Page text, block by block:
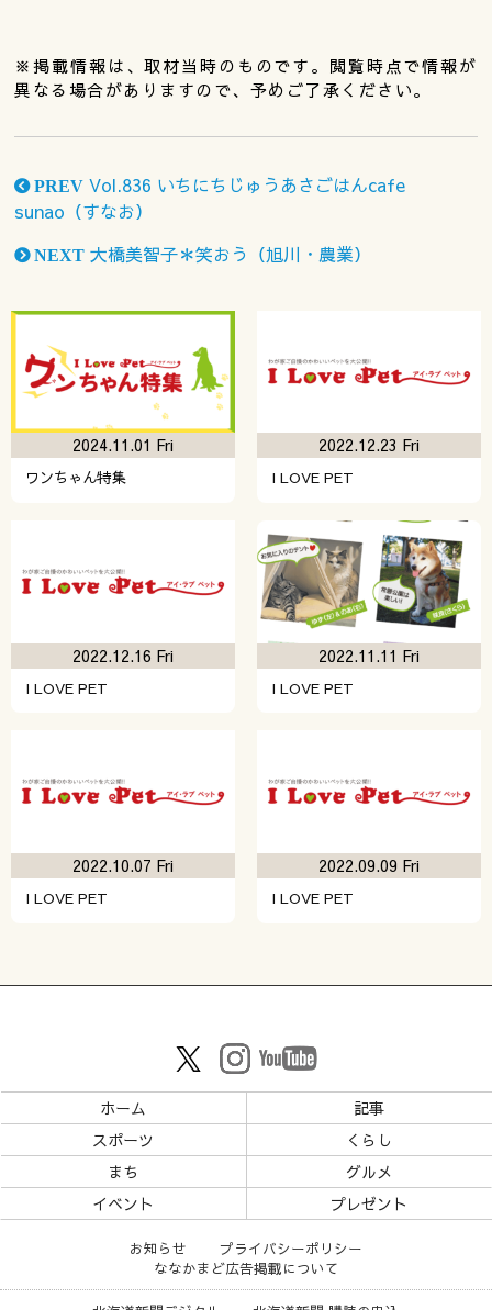
※掲載情報は、取材当時のものです。閲覧時点で情報が
異なる場合がありますので、予めご了承ください。
PREV Vol.836 いちにちじゅうあさごはんcafe
sunao（すなお）
NEXT 大橋美智子＊笑おう（旭川・農業）
ワンちゃん特集
2024.11.01 Fri
I LOVE PET
2022.12.23 Fri
I LOVE PET
2022.12.16 Fri
I LOVE PET
2022.11.11 Fri
I LOVE PET
2022.10.07 Fri
I LOVE PET
2022.09.09 Fri
ホーム
記事
スポーツ
くらし
まち
グルメ
イベント
プレゼント
お知らせ
プライバシーポリシー
ななかまど広告掲載について